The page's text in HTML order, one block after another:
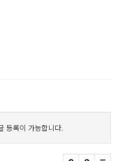
등록이 가능합니다.